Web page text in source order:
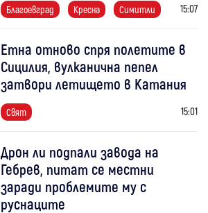
Благоевград Кресна Симитли 15:07
Етна отново спря полетите в
Сицилия, вулканична пепел
затвори летището в Катания
Свят 15:01
Дрон ли подпали завода на
Гебрев, питат се местни
заради проблемите му с
руснаците